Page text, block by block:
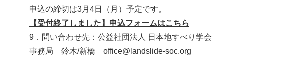
申込の締切は3月4日（月）予定です。
【受付終了しました】申込フォームはこちら
9．問い合わせ先：公益社団法人 日本地すべり学会
事務局 鈴木/新橋 office@landslide-soc.org